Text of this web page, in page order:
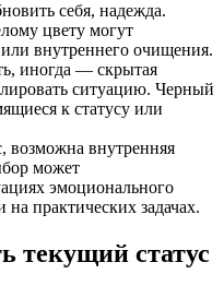
себя, надежда.
цвету могут
внутреннего очищения.
иногда — скрытая
ситуацию. Черный
к статусу или
возможна внутренняя
может
эмоционального
практических задачах.
текущий статус